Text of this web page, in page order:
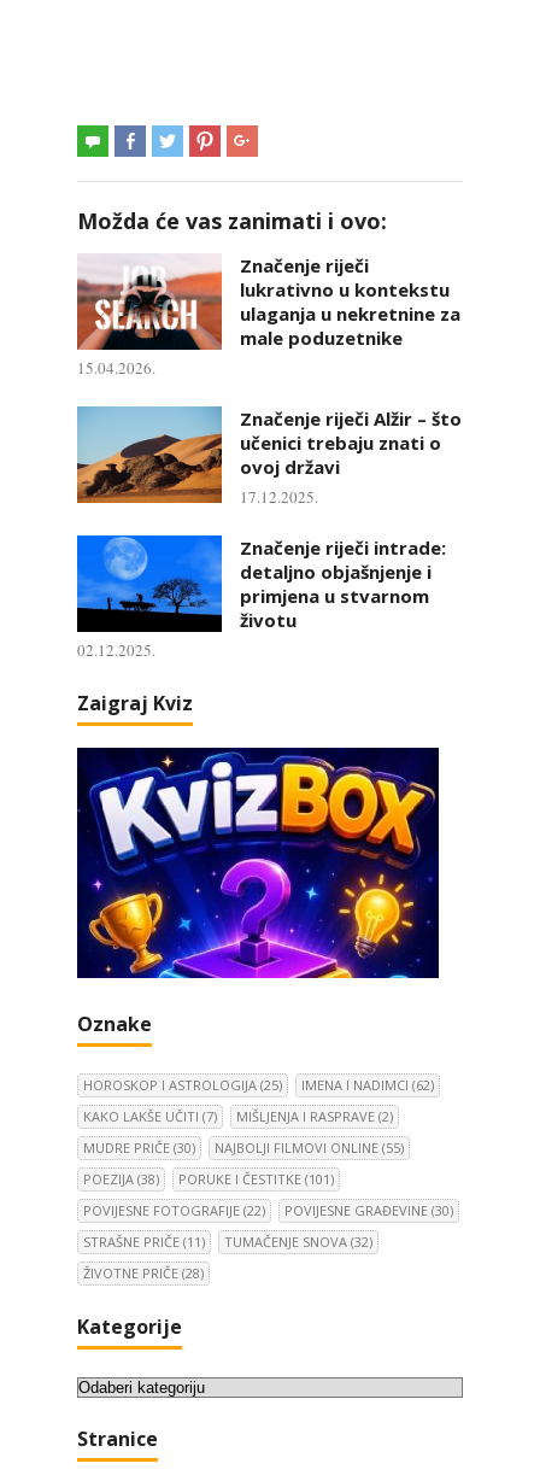
Možda će vas zanimati i ovo:
Značenje riječi
lukrativno u kontekstu
ulaganja u nekretnine za
male poduzetnike
15.04.2026.
Značenje riječi Alžir – što
učenici trebaju znati o
ovoj državi
17.12.2025.
Značenje riječi intrade:
detaljno objašnjenje i
primjena u stvarnom
životu
02.12.2025.
Zaigraj Kviz
Oznake
HOROSKOP I ASTROLOGIJA (25) IMENA I NADIMCI (62)
KAKO LAKŠE UČITI (7) MIŠLJENJA I RASPRAVE (2)
MUDRE PRIČE (30) NAJBOLJI FILMOVI ONLINE (55)
POEZIJA (38) PORUKE I ČESTITKE (101)
POVIJESNE FOTOGRAFIJE (22) POVIJESNE GRAĐEVINE (30)
STRAŠNE PRIČE (11) TUMAČENJE SNOVA (32)
ŽIVOTNE PRIČE (28)
Kategorije
K
t
Stranice